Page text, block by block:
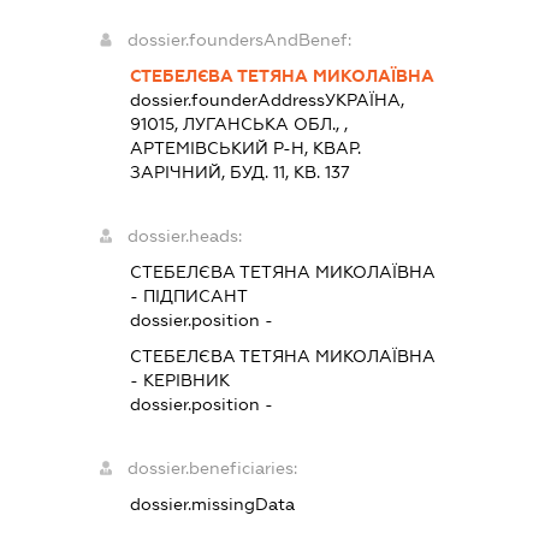
dossier.foundersAndBenef:
СТЕБЕЛЄВА ТЕТЯНА МИКОЛАЇВНА
dossier.founderAddressУКРАЇНА,
91015, ЛУГАНСЬКА ОБЛ., ,
АРТЕМІВСЬКИЙ Р-Н, КВАР.
ЗАРІЧНИЙ, БУД. 11, КВ. 137
dossier.heads:
СТЕБЕЛЄВА ТЕТЯНА МИКОЛАЇВНА
- ПІДПИСАНТ
dossier.position -
СТЕБЕЛЄВА ТЕТЯНА МИКОЛАЇВНА
- КЕРІВНИК
dossier.position -
dossier.beneficiaries:
dossier.missingData